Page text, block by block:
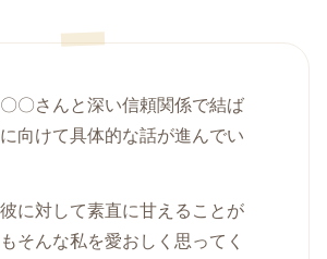
〇〇さんと深い信頼関係で結ば
向けて具体的な話が進んでい
彼に対して素直に甘えることが
そんな私を愛おしく思ってく